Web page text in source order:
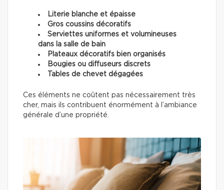
Literie blanche et épaisse
Gros coussins décoratifs
Serviettes uniformes et volumineuses
dans la salle de bain
Plateaux décoratifs bien organisés
Bougies ou diffuseurs discrets
Tables de chevet dégagées
Ces éléments ne coûtent pas nécessairement très
cher, mais ils contribuent énormément à l’ambiance
générale d’une propriété.